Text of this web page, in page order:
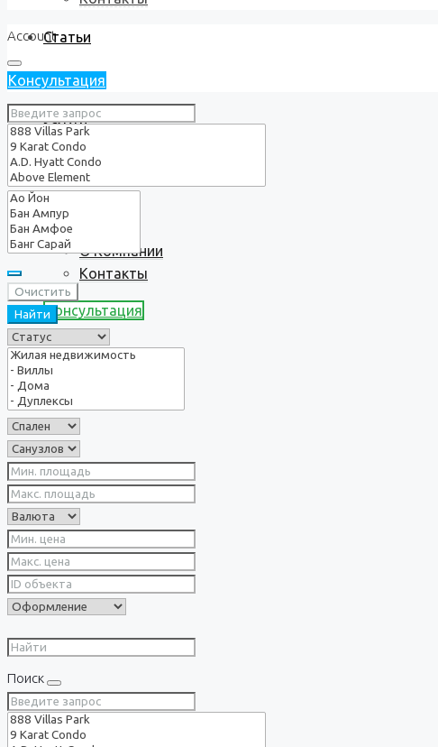
Статьи
Услуги
О нас
О Компании
Контакты
Консультация
Account
Консультация
Очистить
Найти
Поиск